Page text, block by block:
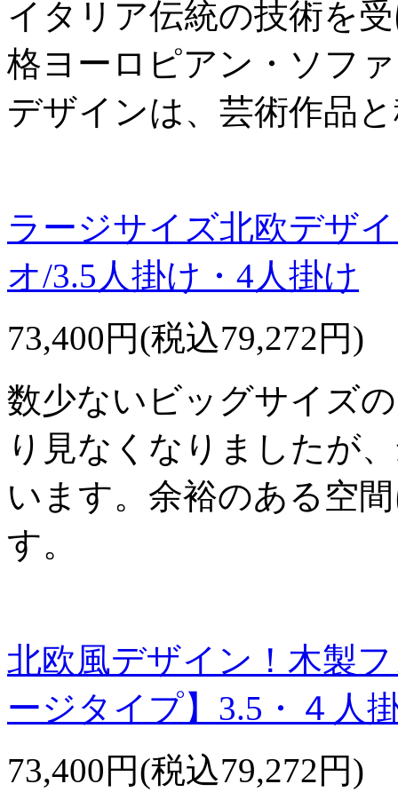
イタリア伝統の技術を
格ヨーロピアン・ソフ
デザインは、芸術作品
ラージサイズ北欧デザ
オ/3.5人掛け・4人掛け
73,400円(税込79,272円)
数少ないビッグサイズ
り見なくなりましたが
います。余裕のある空
す。
北欧風デザイン！木製
ージタイプ】3.5・４人
73,400円(税込79,272円)